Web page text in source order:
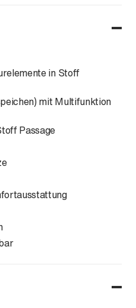
in Stoff
mit Multifunktion
Passage